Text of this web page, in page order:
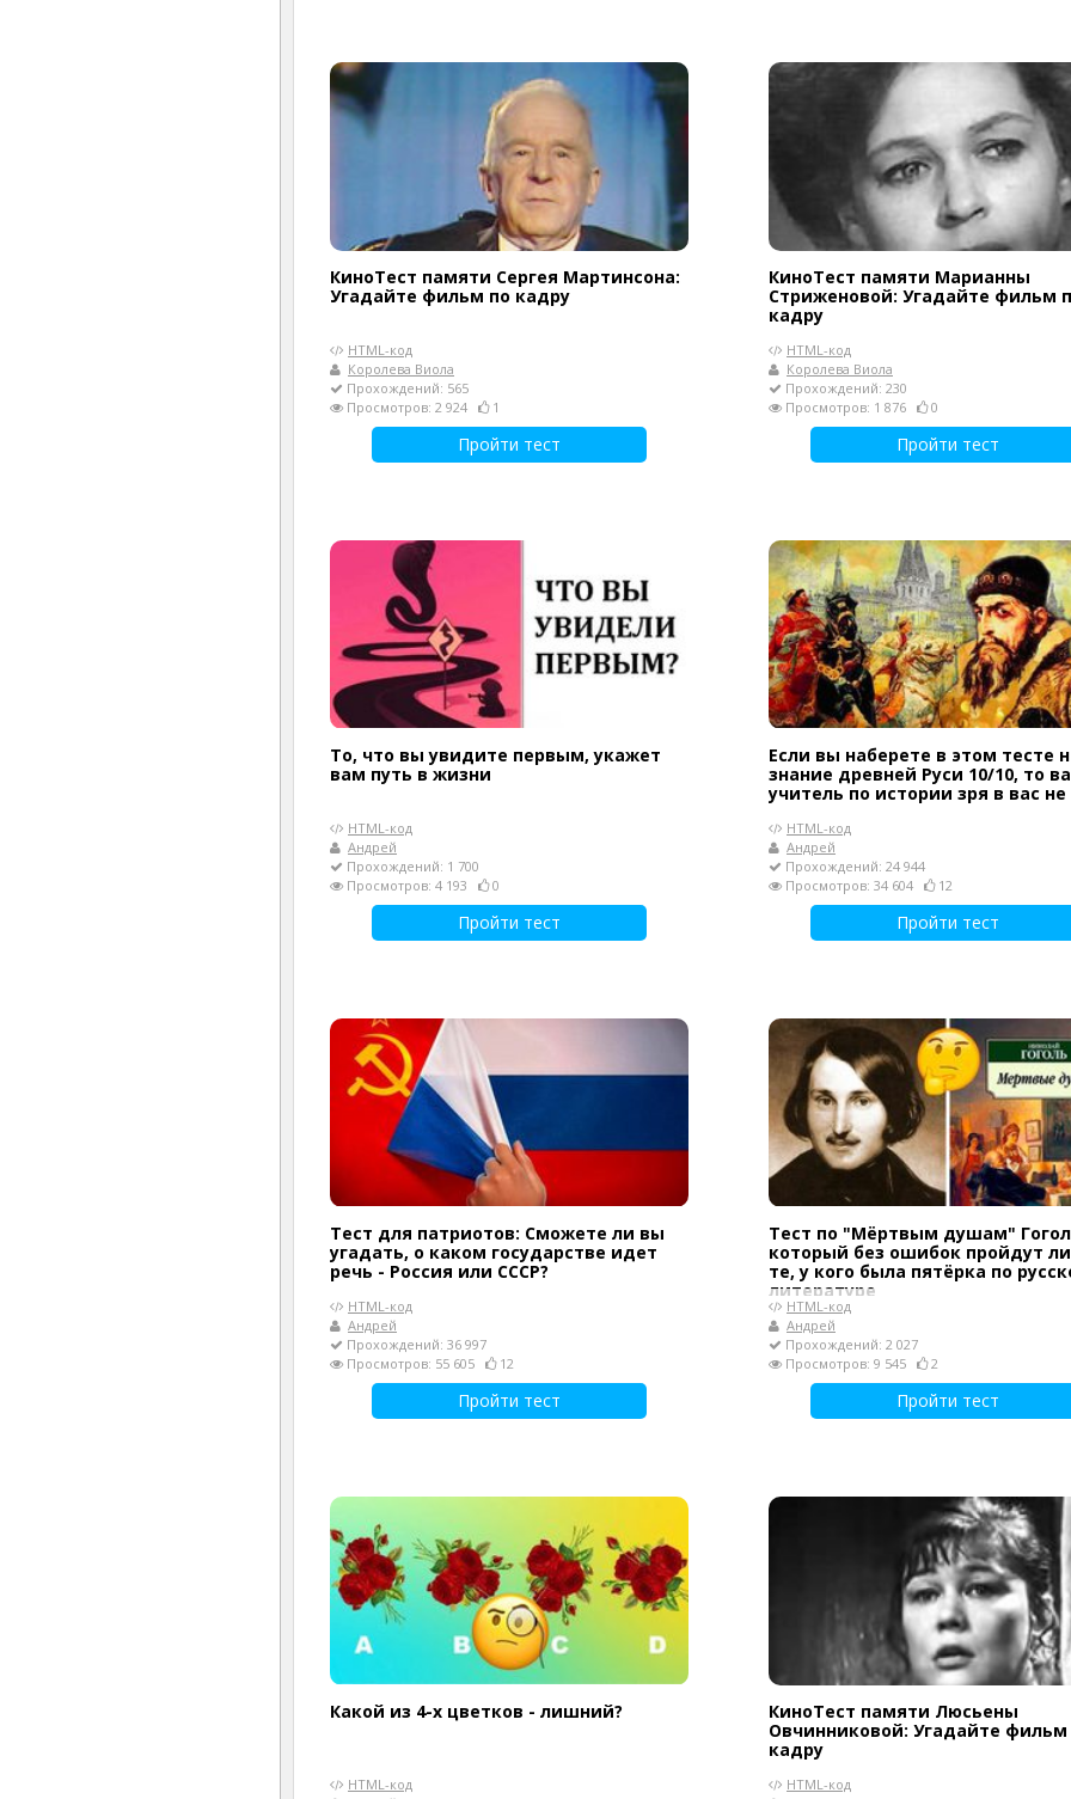
КиноТест памяти Сергея Мартинсона:
Угадайте фильм по кадру
HTML-код
Королева Виола
Прохождений: 565
Просмотров: 2 924
1
Пройти тест
КиноТест памяти Марианны
Стриженовой: Угадайте фильм
кадру
HTML-код
Королева Виола
Прохождений: 230
Просмотров: 1 876
0
Пройти тест
То, что вы увидите первым, укажет
вам путь в жизни
HTML-код
Андрей
Прохождений: 1 700
Просмотров: 4 193
0
Пройти тест
Если вы наберете в этом тесте
знание древней Руси 10/10, то
учитель по истории зря в вас
HTML-код
Андрей
Прохождений: 24 944
Просмотров: 34 604
12
Пройти тест
Тест для патриотов: Сможете ли вы
угадать, о каком государстве идет
речь - Россия или СССР?
HTML-код
Андрей
Прохождений: 36 997
Просмотров: 55 605
12
Пройти тест
Тест по "Мёртвым душам"
который без ошибок пройдут
те, у кого была пятёрка по
литературе
HTML-код
Андрей
Прохождений: 2 027
Просмотров: 9 545
2
Пройти тест
Какой из 4-х цветков - лишний?
HTML-код
КиноТест памяти Люсьены
Овчинниковой: Угадайте фильм
кадру
HTML-код